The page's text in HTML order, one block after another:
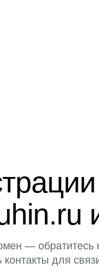
— обратитесь
для